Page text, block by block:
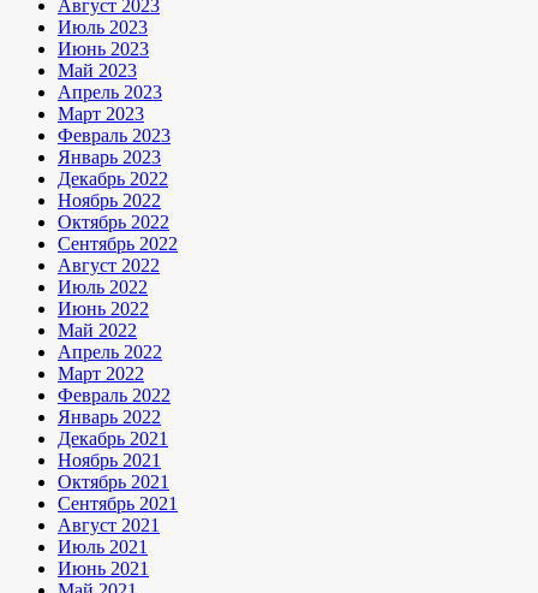
Август 2023
Июль 2023
Июнь 2023
Май 2023
Апрель 2023
Март 2023
Февраль 2023
Январь 2023
Декабрь 2022
Ноябрь 2022
Октябрь 2022
Сентябрь 2022
Август 2022
Июль 2022
Июнь 2022
Май 2022
Апрель 2022
Март 2022
Февраль 2022
Январь 2022
Декабрь 2021
Ноябрь 2021
Октябрь 2021
Сентябрь 2021
Август 2021
Июль 2021
Июнь 2021